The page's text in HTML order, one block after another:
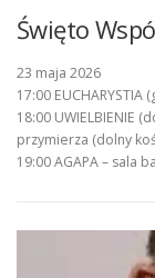
Święto
23 maja 2026
17:00 EUCHARYSTIA
18:00 UWIELBIENIE
przymierza (dolny
19:00 AGAPA – sala